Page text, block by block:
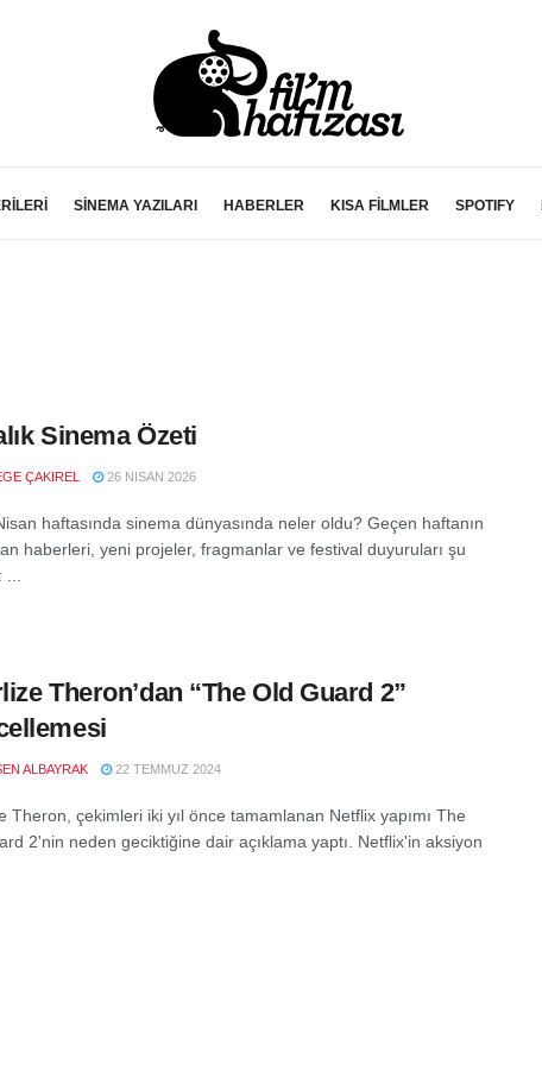
SİNEMA YAZILARI HABERLER KISA FİLMLER SPOTIFY
Sinema Özeti
ÇAKIREL 26 NISAN 2026
haftasında sinema dünyasında neler oldu? Geçen haftanın
haberleri, yeni projeler, fragmanlar ve festival duyuruları şu
Theron’dan “The Old Guard 2”
ALBAYRAK 22 TEMMUZ 2024
Theron, çekimleri iki yıl önce tamamlanan Netflix yapımı The
2'nin neden geciktiğine dair açıklama yaptı. Netflix'in aksiyon